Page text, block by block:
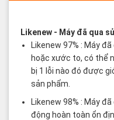
Likenew- Máy đã qua
Likenew 97% : Máy
hoặc xước to, có thể
bị 1 lỗi nào đó được
sản phẩm.
Likenew 98% : Máy
động hoàn toàn ổn